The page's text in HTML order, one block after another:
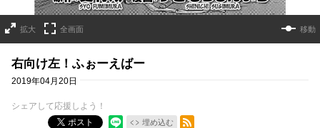
拡大 全画面 移動
右向け左！ふぉーえばー
2019年04月20日
シェアして応援しよう！
ポスト
埋め込む
RSSフィード